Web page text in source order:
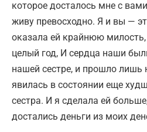
которое досталось мне с
живу превосходно. Я и вы —
оказала ей крайнюю
целый год, И сердца наши
нашей сестре, и прошло лишь
явилась в состоянии еще
сестра. И я сделала ей
достались деньги из моих